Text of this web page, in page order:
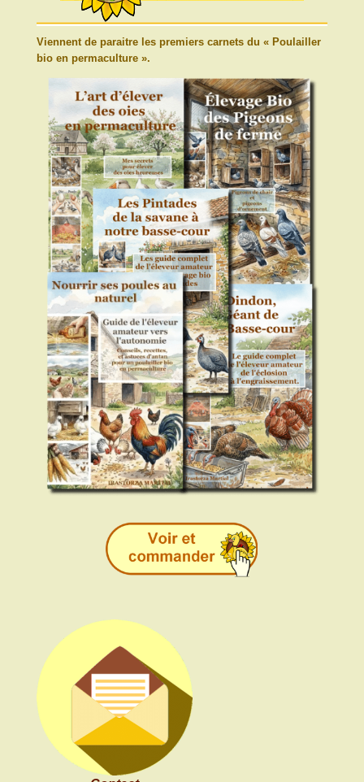
Viennent de paraitre les premiers carnets du « Poulailler
bio en permaculture ».